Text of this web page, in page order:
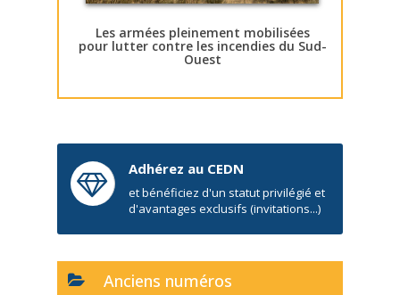
Les armées pleinement mobilisées
pour lutter contre les incendies du Sud-
Ouest
Adhérez au CEDN
et bénéficiez d'un statut privilégié et
d'avantages exclusifs (invitations...)
Anciens numéros